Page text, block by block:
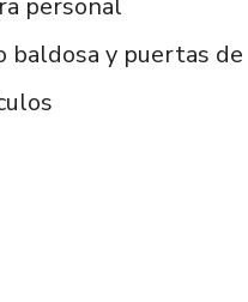
baldosa y puertas